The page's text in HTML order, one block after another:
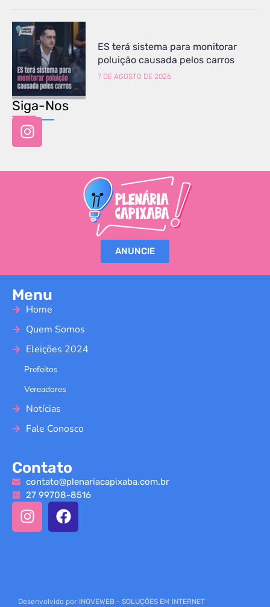
ES terá sistema para monitorar
poluição causada pelos carros
7 DE AGOSTO DE 2026
Siga-Nos
ANUNCIE
Menu
Home
Quem Somos
Eleições 2024
Prefeitos
Vereadores
Notícias
Fale Conosco
Contato
contato@plenariacapixaba.com.br
27 99708-8516
Desenvolvido por INOVEWEB - SOLUÇÕES EM INTERNET